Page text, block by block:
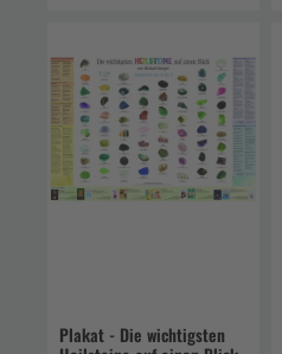
Plakat - Die wichtigsten